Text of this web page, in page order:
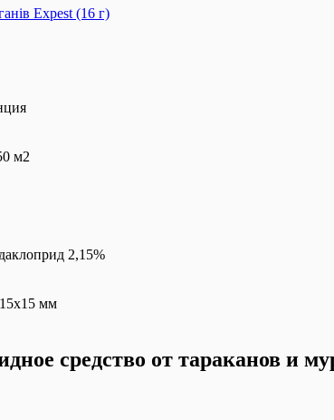
Expest (16 г)
м2
2,15%
мм
средство от тараканов и